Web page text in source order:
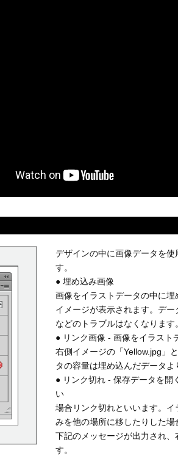
デザインの中に画像データを
す。
● 埋め込み画像
画像をイラストデータの中に
イメージが表示されます。デ
などのトラブルはなくなります。
● リンク画像 - 画像をイラスト
右側イメージの「Yellow.jpg」
タの容量は埋め込んだデータ
● リンク切れ - 保存データを開
い
場合リンク切れといいます。
みを他の場所に移したりした
下記のメッセージが出力され
す。